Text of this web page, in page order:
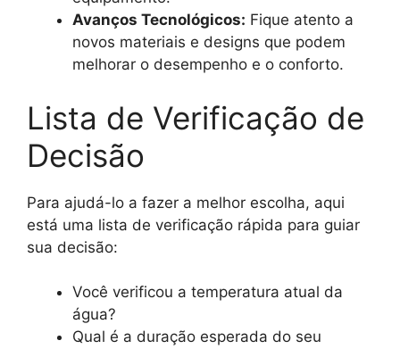
Avanços Tecnológicos: Fique atento a
novos materiais e designs que podem
melhorar o desempenho e o conforto.
Lista de Verificação de
Decisão
Para ajudá-lo a fazer a melhor escolha, aqui
está uma lista de verificação rápida para guiar
sua decisão:
Você verificou a temperatura atual da
água?
Qual é a duração esperada do seu